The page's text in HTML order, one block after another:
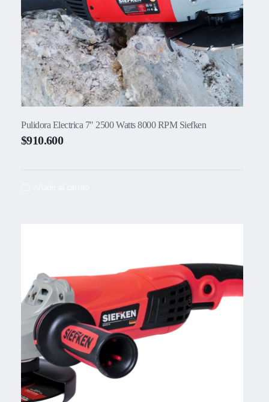
Pulidora Electrica 7″ 2500 Watts 8000 RPM Siefken
$910.600